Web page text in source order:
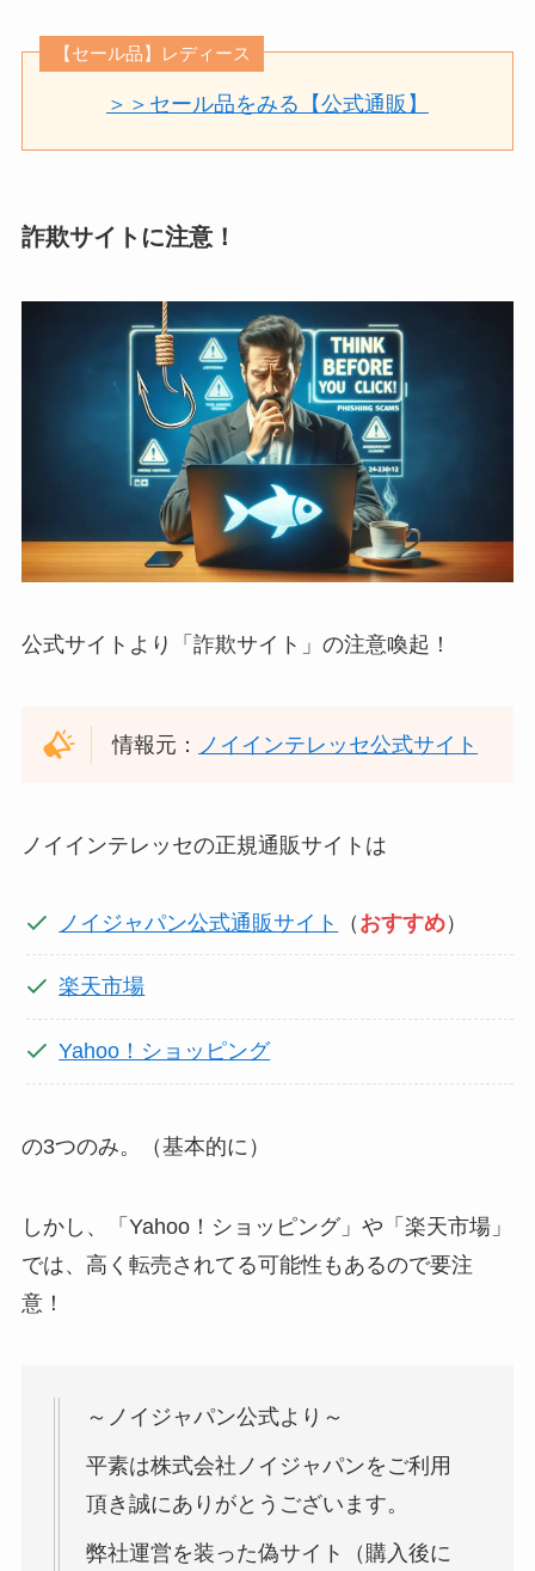
【セール品】レディース
＞＞セール品をみる【公式通販】
詐欺サイトに注意！
公式サイトより「詐欺サイト」の注意喚起！
情報元： ノイインテレッセ公式サイト
ノイインテレッセの正規通販サイトは
ノイジャパン公式通販サイト （ おすすめ）
楽天市場
Yahoo！ショッピング
の3つのみ。（基本的に）
しかし、「Yahoo！ショッピング」や「楽天市場」
では、高く転売されてる可能性もあるので要注
意！
～ノイジャパン公式より～
平素は株式会社ノイジャパンをご利用
頂き誠にありがとうございます。
弊社運営を装った偽サイト（購入後に